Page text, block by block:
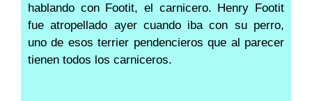
hablando con Footit, el carnicero. Henry Footit
fue atropellado ayer cuando iba con su perro,
uno de esos terrier pendencieros que al parecer
tienen todos los carniceros.